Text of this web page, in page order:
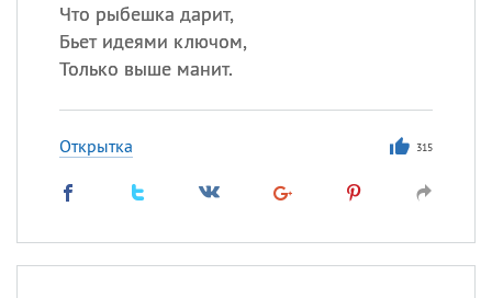
Что рыбешка дарит,
Бьет идеями ключом,
Только выше манит.
Открытка 315